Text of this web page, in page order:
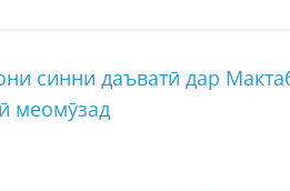
синни даъватӣ дар
меомӯзад